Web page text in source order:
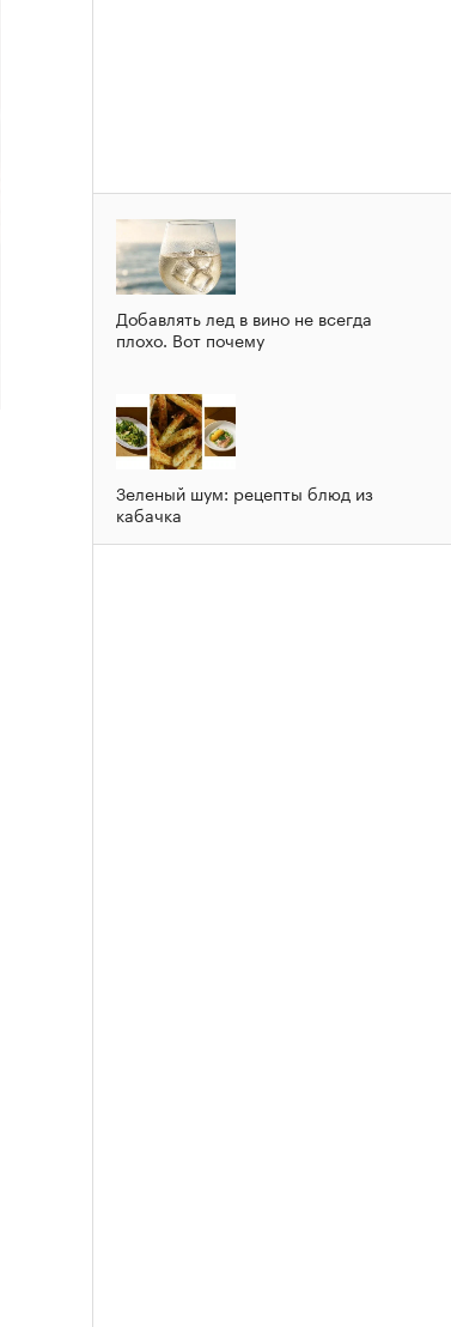
Добавлять лед в вино не всегда
плохо. Вот почему
Зеленый шум: рецепты блюд из
кабачка